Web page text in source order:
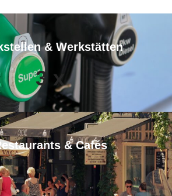
& Werkstätten
3 x
& Cafés
7 x